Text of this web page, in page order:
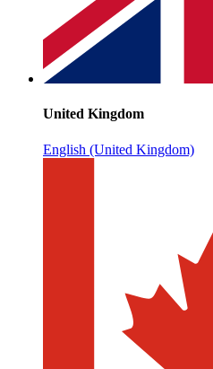
United Kingdom
English (United Kingdom)